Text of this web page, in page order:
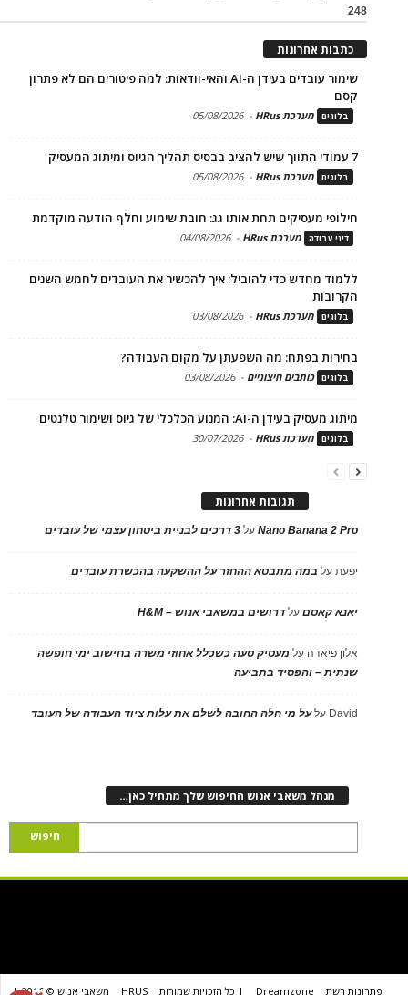
248
כתבות אחרונות
שימור עובדים בעידן ה-AI והאי-וודאות: למה פיטורים הם לא פתרון
קסם
בלוגים מערכת HRus -
05/08/2026
7 עמודי התווך שיש להציב בבסיס תהליך הגיוס ומיתוג המעסיק
בלוגים מערכת HRus -
05/08/2026
חילופי מעסיקים תחת אותו גג: חובת שימוע וחלף הודעה מוקדמת
דיני עבודה מערכת HRus -
04/08/2026
ללמוד מחדש כדי להוביל: איך להכשיר את העובדים לחמש השנים
הקרובות
בלוגים מערכת HRus -
03/08/2026
בחירות בפתח: מה השפעתן על מקום העבודה?
בלוגים כותבים חיצוניים -
03/08/2026
מיתוג מעסיק בעידן ה-AI: המנוע הכלכלי של גיוס ושימור טלנטים
בלוגים מערכת HRus -
30/07/2026
תגובות אחרונות
Nano Banana 2 Proעל 3 דרכים לבניית ביטחון עצמי של עובדים
יפעתעל במה מתבטא ההחזר על ההשקעה בהכשרת עובדים
יאנא קאסםעלדרושים במשאבי אנוש – H&M
אלון פיאדה על מעסיק טעה כשכלל אחוזי משרה בחישוב ימי חופשה
שנתית – והפסיד בתביעה
David עלעל מי חלה החובה לשלם את עלות ציוד העבודה של העובד
מנהל משאבי אנוש החיפוש שלך מתחיל כאן…
פתרונות רשת Dreamzone | כל הזכויות שמורות HRUS משאבי אנוש © 2016 |